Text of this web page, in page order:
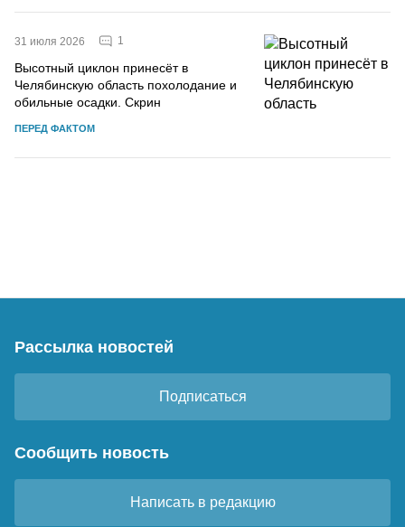
31 июля 2026 1
Высотный циклон принесёт в
Челябинскую область похолодание и
обильные осадки. Скрин
ПЕРЕД ФАКТОМ
Рассылка новостей
Подписаться
Сообщить новость
Написать в редакцию